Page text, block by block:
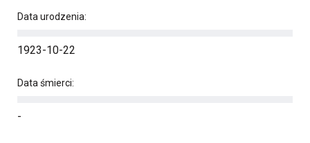
Data urodzenia:
1923-10-22
Data śmierci:
-